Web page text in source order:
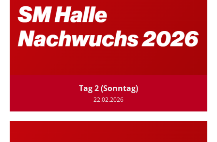
Tag 2 (Sonntag)
22.02.2026